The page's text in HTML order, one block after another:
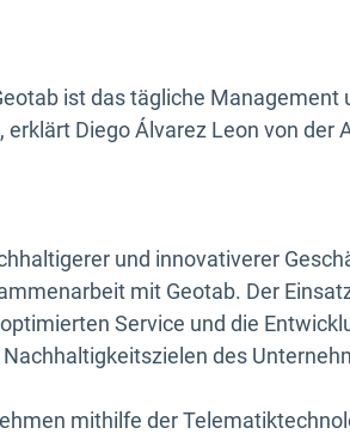
ist das tägliche Management
Diego Álvarez Leon von der
und innovativerer
mit Geotab. Der
Service und die
des
mithilfe der